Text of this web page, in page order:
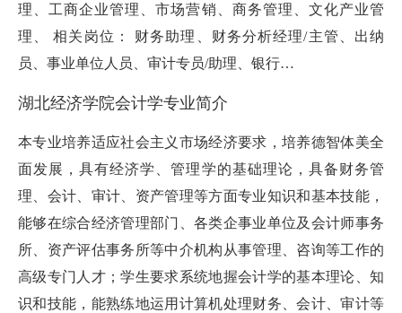
理、工商企业管理、市场营销、商务管理、文化产业管
理、 相关岗位： 财务助理、财务分析经理/主管、出纳
员、事业单位人员、审计专员/助理、银行…
湖北经济学院会计学专业简介
本专业培养适应社会主义市场经济要求，培养德智体美全
面发展，具有经济学、管理学的基础理论，具备财务管
理、会计、审计、资产管理等方面专业知识和基本技能，
能够在综合经济管理部门、各类企事业单位及会计师事务
所、资产评估事务所等中介机构从事管理、咨询等工作的
高级专门人才；学生要求系统地握会计学的基本理论、知
识和技能，能熟练地运用计算机处理财务、会计、审计等